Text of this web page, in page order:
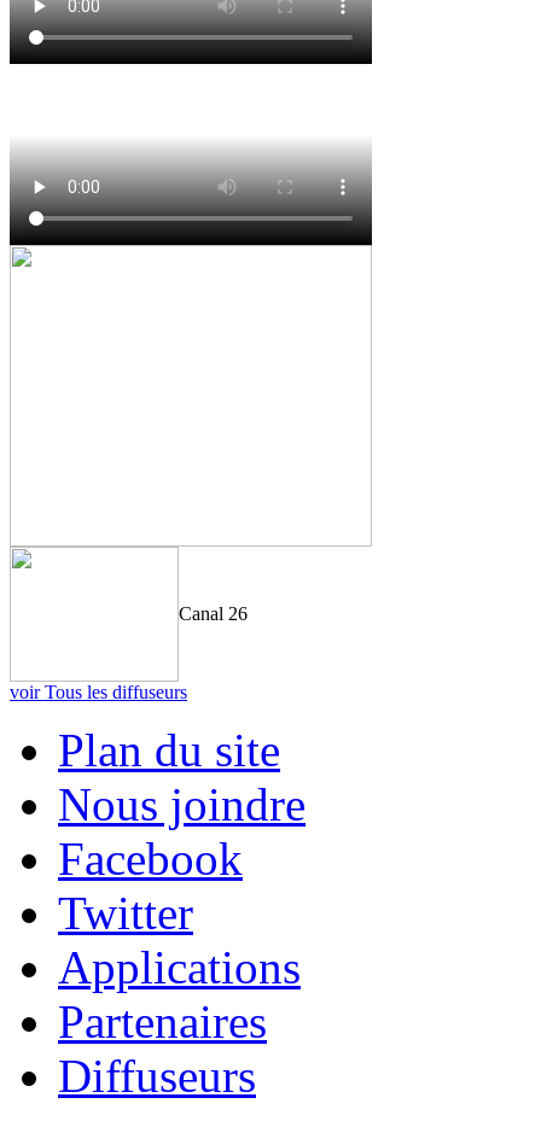
Canal 26
voir Tous les diffuseurs
Plan du site
Nous joindre
Facebook
Twitter
Applications
Partenaires
Diffuseurs